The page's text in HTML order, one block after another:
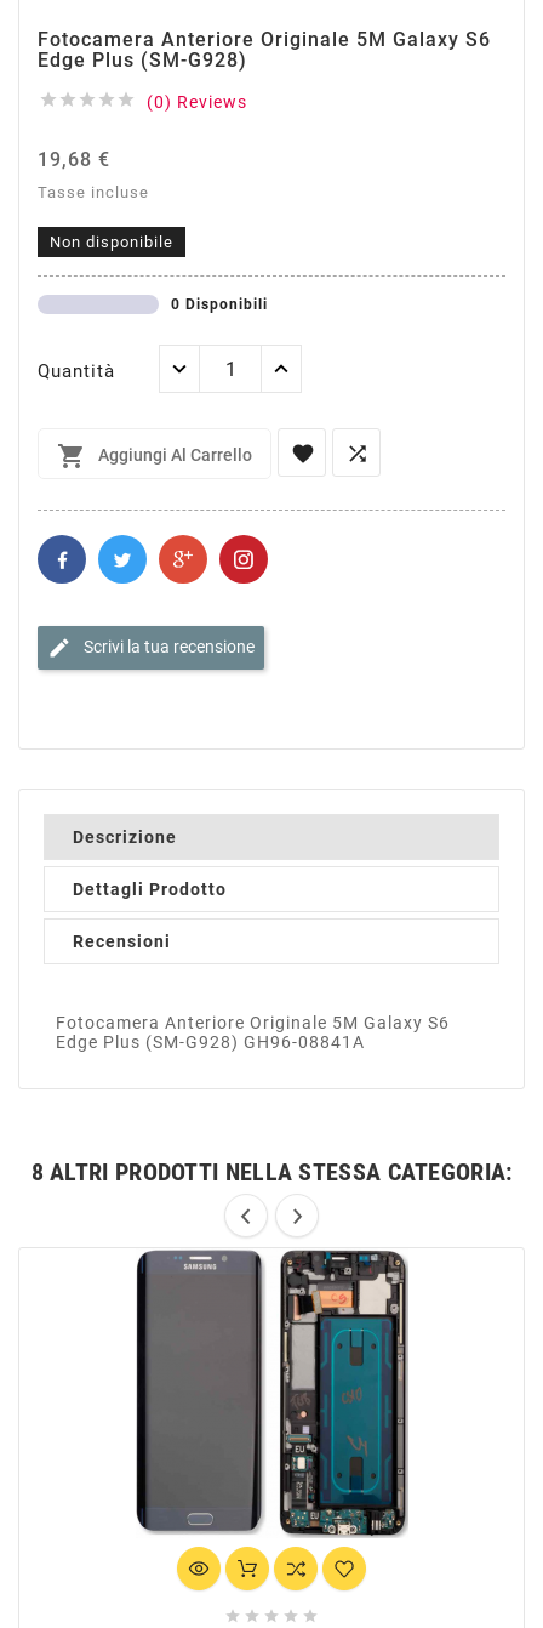
Fotocamera Anteriore Originale 5M Galaxy S6
Edge Plus (SM-G928)
     (0) Reviews
19,68 €
Tasse incluse
Non disponibile
0 Disponibili
Quantità
 Aggiungi Al Carrello  
edit Scrivi la tua recensione
Descrizione
Dettagli Prodotto
Recensioni
Fotocamera Anteriore Originale 5M Galaxy S6
Edge Plus (SM-G928) GH96-08841A
8 ALTRI PRODOTTI NELLA STESSA CATEGORIA:
    